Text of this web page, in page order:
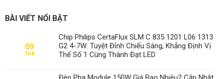
BÀI VIẾT NỔI BẬT
09
Th8
Chip Philips CertaFlux SLM C 835 1201 L06 1313
G2 4-7W: Tuyệt Đỉnh Chiếu Sáng, Khẳng Định Vị
Thế Số 1 Cùng Thành Đạt LED